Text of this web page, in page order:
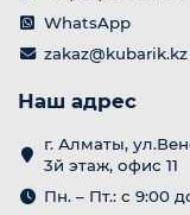
WhatsApp
zakaz@kubarik.kz
Наш адрес
г. Алматы,
3й этаж, офис 11
Пн. – Пт.: с 9:00